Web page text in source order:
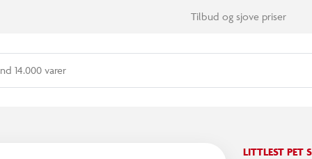
Tilbud og sjove priser
14.000 varer
LITTLEST PET